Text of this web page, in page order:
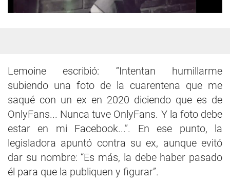
Lemoine escribió: “Intentan humillarme
subiendo una foto de la cuarentena que me
saqué con un ex en 2020 diciendo que es de
OnlyFans... Nunca tuve OnlyFans. Y la foto debe
estar en mi Facebook...”. En ese punto, la
legisladora apuntó contra su ex, aunque evitó
dar su nombre: “Es más, la debe haber pasado
él para que la publiquen y figurar”.